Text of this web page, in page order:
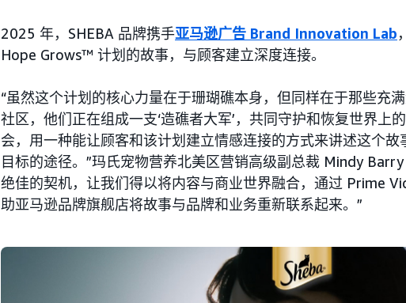
2025 年，SHEBA 品牌携手亚马逊广告 Brand Innovation Lab
Hope Grows™ 计划的故事，与顾客建立深度连接。
“虽然这个计划的核心力量在于珊瑚礁本身，但同样在于那些充
社区，他们正在组成一支‘造礁者大军’，共同守护和恢复世界上
会，用一种能让顾客和该计划建立情感连接的方式来讲述这个
目标的途径。”玛氏宠物营养北美区营销高级副总裁 Mindy
绝佳的契机，让我们得以将内容与商业世界融合，通过 Prime
助亚马逊品牌旗舰店将故事与品牌和业务重新联系起来。”